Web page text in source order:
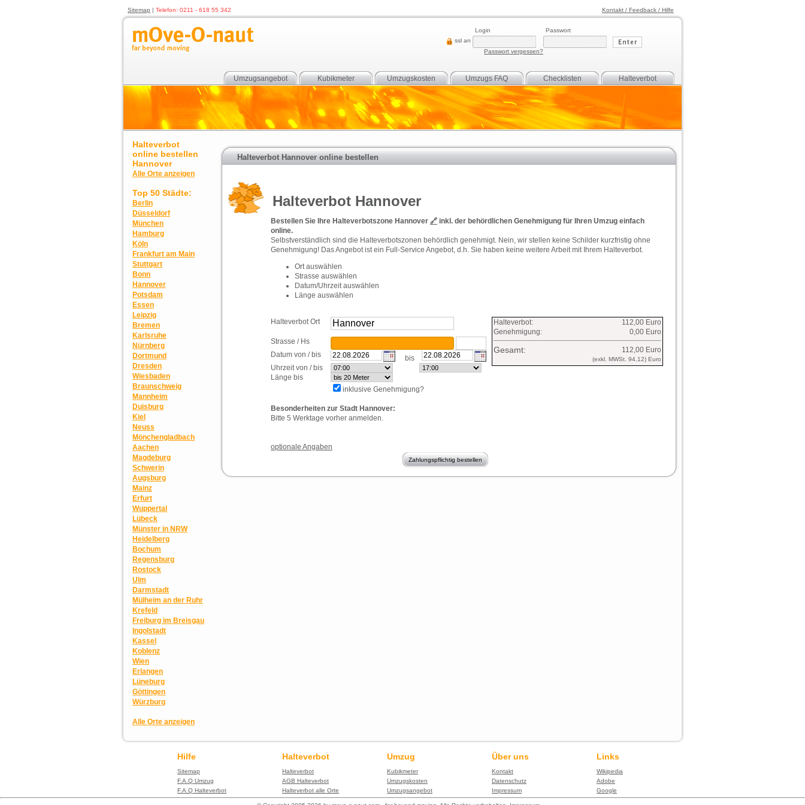
Sitemap | Telefon: 0211 - 618 55 342 Kontakt / Feedback / Hilfe
ssl an
Login Passwort
Passwort vergessen?
Halteverbot
Checklisten
Umzugs FAQ
Umzugskosten
Kubikmeter
Umzugsangebot
Halteverbot
online bestellen
Hannover
Alle Orte anzeigen
Top 50 Städte:
Berlin
Düsseldorf
München
Hamburg
Köln
Frankfurt am Main
Stuttgart
Bonn
Hannover
Potsdam
Essen
Leipzig
Bremen
Karlsruhe
Nürnberg
Dortmund
Dresden
Wiesbaden
Braunschweig
Mannheim
Duisburg
Kiel
Neuss
Mönchengladbach
Aachen
Magdeburg
Schwerin
Augsburg
Mainz
Erfurt
Wuppertal
Lübeck
Münster in NRW
Heidelberg
Bochum
Regensburg
Rostock
Ulm
Darmstadt
Mülheim an der Ruhr
Krefeld
Freiburg im Breisgau
Ingolstadt
Kassel
Koblenz
Wien
Erlangen
Lüneburg
Göttingen
Würzburg
Alle Orte anzeigen
Halteverbot Hannover online bestellen
Halteverbot Hannover
Bestellen Sie Ihre Halteverbotszone Hannover 🔗 inkl. der behördlichen Genehmigung für Ihren Umzug einfach
online.
Selbstverständlich sind die Halteverbotszonen behördlich genehmigt. Nein, wir stellen keine Schilder kurzfristig ohne
Genehmigung! Das Angebot ist ein Full-Service Angebot, d.h. Sie haben keine weitere Arbeit mit Ihrem Halteverbot.
Ort auswählen
Strasse auswählen
Datum/Uhrzeit auswählen
Länge auswählen
Halteverbot Ort Halteverbot:
112,00 Euro
Genehmigung:
0,00 Euro
Gesamt: 112,00 Euro
(exkl. MWSt. 94,12) Euro
Strasse / Hs
Datum von / bis
bis
Uhrzeit von / bis
Länge bis
inklusive Genehmigung?
Besonderheiten zur Stadt Hannover:
Bitte 5 Werktage vorher anmelden.
optionale Angaben
Hilfe
Sitemap
F.A.Q Umzug
F.A.Q Halteverbot
Halteverbot
Halteverbot
AGB Halteverbot
Halteverbot alle Orte
Umzug
Kubikmeter
Umzugskosten
Umzugsangebot
Über uns
Kontakt
Datenschutz
Impressum
Links
Wikipedia
Adobe
Google